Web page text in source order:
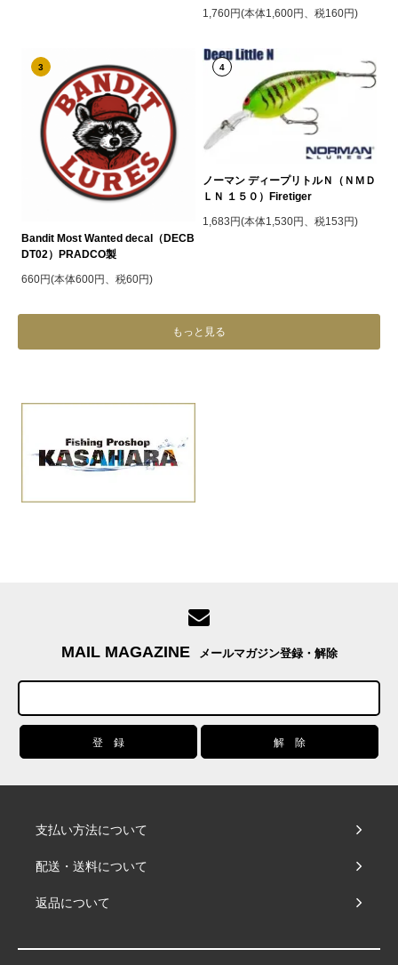
1,760円(本体1,600円、税160円)
3
Bandit Most Wanted decal（DECB
DT02）PRADCO製
660円(本体600円、税60円)
4
ノーマン ディープリトルＮ（ＮＭＤ
ＬＮ １５０）Firetiger
1,683円(本体1,530円、税153円)
もっと見る
MAIL MAGAZINE メールマガジン登録・解除
支払い方法について
配送・送料について
返品について